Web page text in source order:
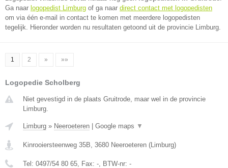
Ga naar logopedist Limburg of ga naar direct contact met logopedisten
om via één e-mail in contact te komen met meerdere logopedisten
tegelijk. Hieronder worden nu resultaten getoond uit de provincie Limburg.
1 2 » »»
Logopedie Scholberg
Niet gevestigd in de plaats Gruitrode, maar wel in de provincie
Limburg.
Limburg » Neeroeteren Google maps ▼
Kinrooiersteenweg 35B, 3680 Neeroeteren (Limburg)
Tel: 0497/54 80 65, Fax: -, BTW-nr: -